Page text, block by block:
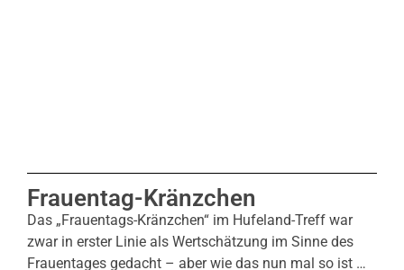
Frauentag-Kränzchen
Das „Frauentags-Kränzchen“ im Hufeland-Treff war
zwar in erster Linie als Wertschätzung im Sinne des
Frauentages gedacht – aber wie das nun mal so ist …